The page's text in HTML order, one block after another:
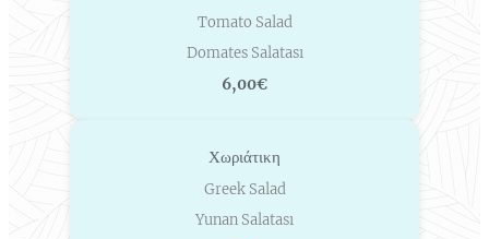
Tomato Salad
Domates Salatası
6,00€
Χωριάτικη
Greek Salad
Yunan Salatası